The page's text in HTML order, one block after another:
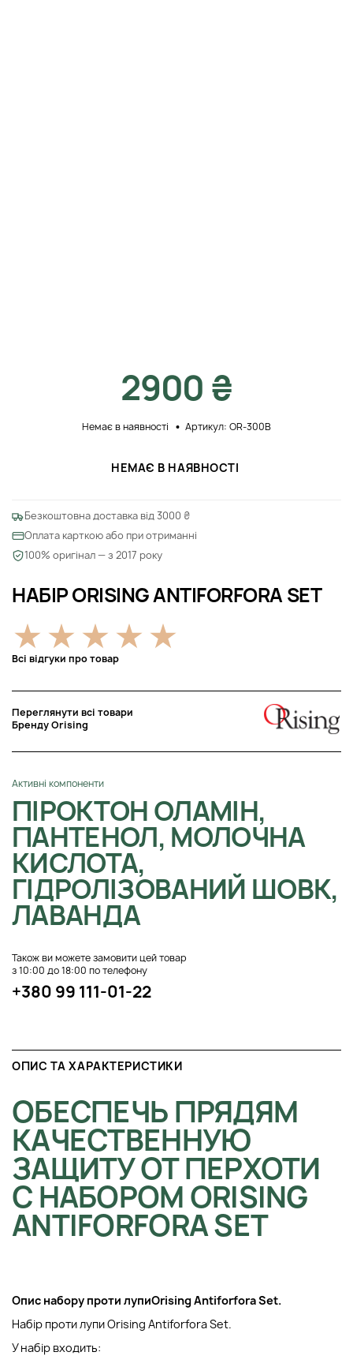
НАБІР ORISING ANTIFORFORA SET
Всі відгуки про товар
Переглянути всі товари
Бренду Orising
Активні компоненти
ПІРОКТОН ОЛАМІН,
ПАНТЕНОЛ, МОЛОЧНА
КИСЛОТА,
ГІДРОЛІЗОВАНИЙ ШОВК,
ЛАВАНДА
Також ви можете замовити цей товар
з 10:00 до 18:00 по телефону
+380 99 111-01-22
2900 ₴
Немає в наявності Артикул: OR-300В
НЕМАЄ В НАЯВНОСТІ
Безкоштовна доставка від 3000 ₴
Оплата карткою або при отриманні
100% оригінал — з 2017 року
ОПИС ТА ХАРАКТЕРИСТИКИ
ОБЕСПЕЧЬ ПРЯДЯМ
КАЧЕСТВЕННУЮ
ЗАЩИТУ ОТ ПЕРХОТИ
С НАБОРОМ ORISING
ANTIFORFORA SET
Опис набору проти лупиOrising Antiforfora Set.
Набір проти лупи Orising Antiforfora Set.
У набір входить: